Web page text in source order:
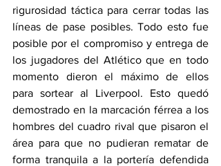
rigurosidad táctica para cerrar todas las
líneas de pase posibles. Todo esto fue
posible por el compromiso y entrega de
los jugadores del Atlético que en todo
momento dieron el máximo de ellos
para sortear al Liverpool. Esto quedó
demostrado en la marcación férrea a los
hombres del cuadro rival que pisaron el
área para que no pudieran rematar de
forma tranquila a la portería defendida